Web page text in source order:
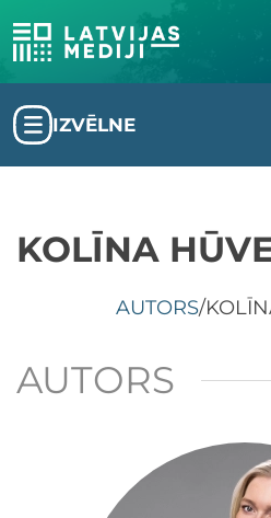
IZVĒLNE
KOLĪNA
AUTORS/
AUTORS